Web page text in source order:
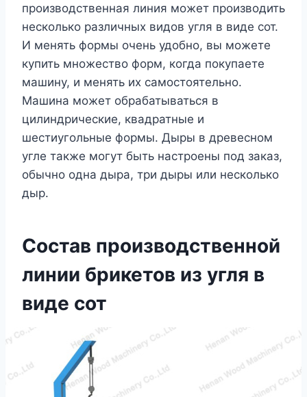
производственная линия может производить
несколько различных видов угля в виде сот.
И менять формы очень удобно, вы можете
купить множество форм, когда покупаете
машину, и менять их самостоятельно.
Машина может обрабатываться в
цилиндрические, квадратные и
шестиугольные формы. Дыры в древесном
угле также могут быть настроены под заказ,
обычно одна дыра, три дыры или несколько
дыр.
Состав производственной
линии брикетов из угля в
виде сот